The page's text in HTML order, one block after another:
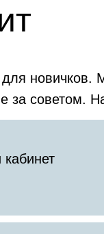
для
за советом.